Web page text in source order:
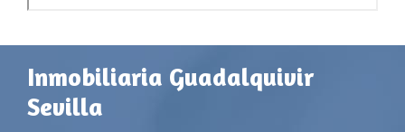
Inmobiliaria Guadalquivir
Sevilla